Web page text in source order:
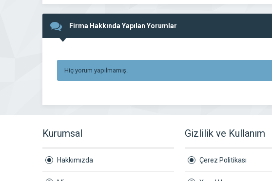
Firma Hakkında Yapılan Yorumlar
Hiç yorum yapılmamış.
Kurumsal
Hakkımızda
Gizlilik ve Kullanım
Çerez Politikası